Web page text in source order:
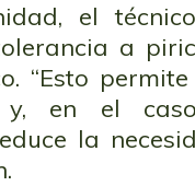
el
a
“Esto
y, en el
la